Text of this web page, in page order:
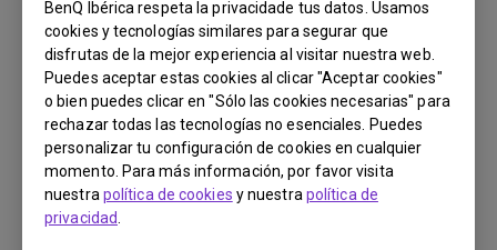
BenQ Ibérica respeta la privacidade tus datos. Usamos
cookies y tecnologías similares para segurar que
disfrutas de la mejor experiencia al visitar nuestra web.
Puedes aceptar estas cookies al clicar "Aceptar cookies"
o bien puedes clicar en "Sólo las cookies necesarias" para
rechazar todas las tecnologías no esenciales. Puedes
personalizar tu configuración de cookies en cualquier
momento. Para más información, por favor visita
nuestra política de cookies y nuestra política de
privacidad
Versión:
Previsualizar
Manual de usuario
Regulatory Statements